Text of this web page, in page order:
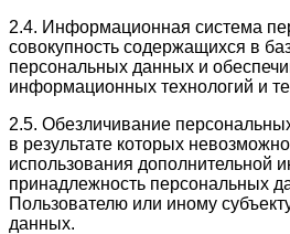
2.4. Информационная система
совокупность содержащихся в
персональных данных и
информационных технологий и
2.5. Обезличивание
в результате которых
использования дополнительной
принадлежность персональных
Пользователю или иному
данных.